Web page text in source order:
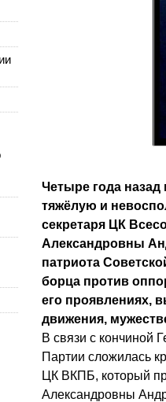
Четыре года
тяжёлую и
секретаря ЦК
Александровны
патриота
борца против
его проявлениях,
движения,
В связи с кончиной
Партии сложилась
ЦК ВКПБ, который
Александровны